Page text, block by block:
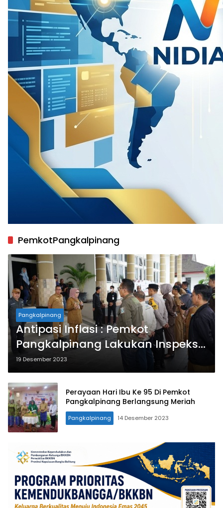
PemkotPangkalpinang
Pangkalpinang
Antipasi Inflasi : Pemkot
Pangkalpinang Lakukan Inspeksi
Pasar
19 Desember 2023
Perayaan Hari Ibu Ke 95 Di Pemkot
Pangkalpinang Berlangsung Meriah
Pangkalpinang 14 Desember 2023